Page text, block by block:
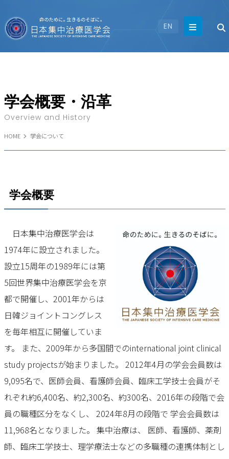
EN
HOME 学会について
学会概要・沿革
Overview and History
学会概要
日本集中治療医学会は
1974年に設立されました。
設立15周年の1989年には第
5回世界集中治療医学会を京
都で開催し、2001年からは
日韓ジョイントコングレス
を毎年相互に開催していま
す。 また、2009年から多国間でのinternational joint clinical
study projectsが始まりました。 2012年4月の学会会員数は
9,095名で、医師会員、看護師会員、臨床工学技士会員がそ
れぞれ約6,400名、約2,300名、約300名、2016年の段階で会
員の職種区分をなくし、 2024年8月の段階で 学会会員数は
11,968名となりました。 集中治療は、 医師、看護師、薬剤
師、臨床工学技士、理学療法士などの多職種の連携体制とし